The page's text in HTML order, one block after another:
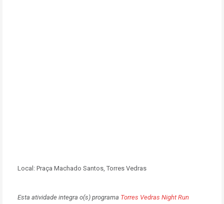
Local: Praça Machado Santos, Torres Vedras
Esta atividade integra o(s) programa Torres Vedras Night Run